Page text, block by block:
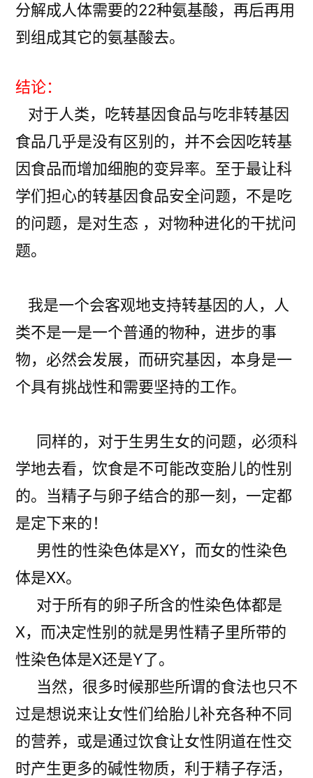
分解成人体需要的22种氨基酸，再后再用
到组成其它的氨基酸去。
结论：
对于人类，吃转基因食品与吃非转基因
食品几乎是没有区别的，并不会因吃转基
因食品而增加细胞的变异率。至于最让科
学们担心的转基因食品安全问题，不是吃
的问题，是对生态 ，对物种进化的干扰问
题。
我是一个会客观地支持转基因的人，人
类不是一是一个普通的物种，进步的事
物，必然会发展，而研究基因，本身是一
个具有挑战性和需要坚持的工作。
同样的，对于生男生女的问题，必须科
学地去看，饮食是不可能改变胎儿的性别
的。当精子与卵子结合的那一刻，一定都
是定下来的！
男性的性染色体是XY，而女的性染色
体是XX。
对于所有的卵子所含的性染色体都是
X，而决定性别的就是男性精子里所带的
性染色体是X还是Y了。
当然，很多时候那些所谓的食法也只不
过是想说来让女性们给胎儿补充各种不同
的营养，或是通过饮食让女性阴道在性交
时产生更多的碱性物质，利于精子存活，